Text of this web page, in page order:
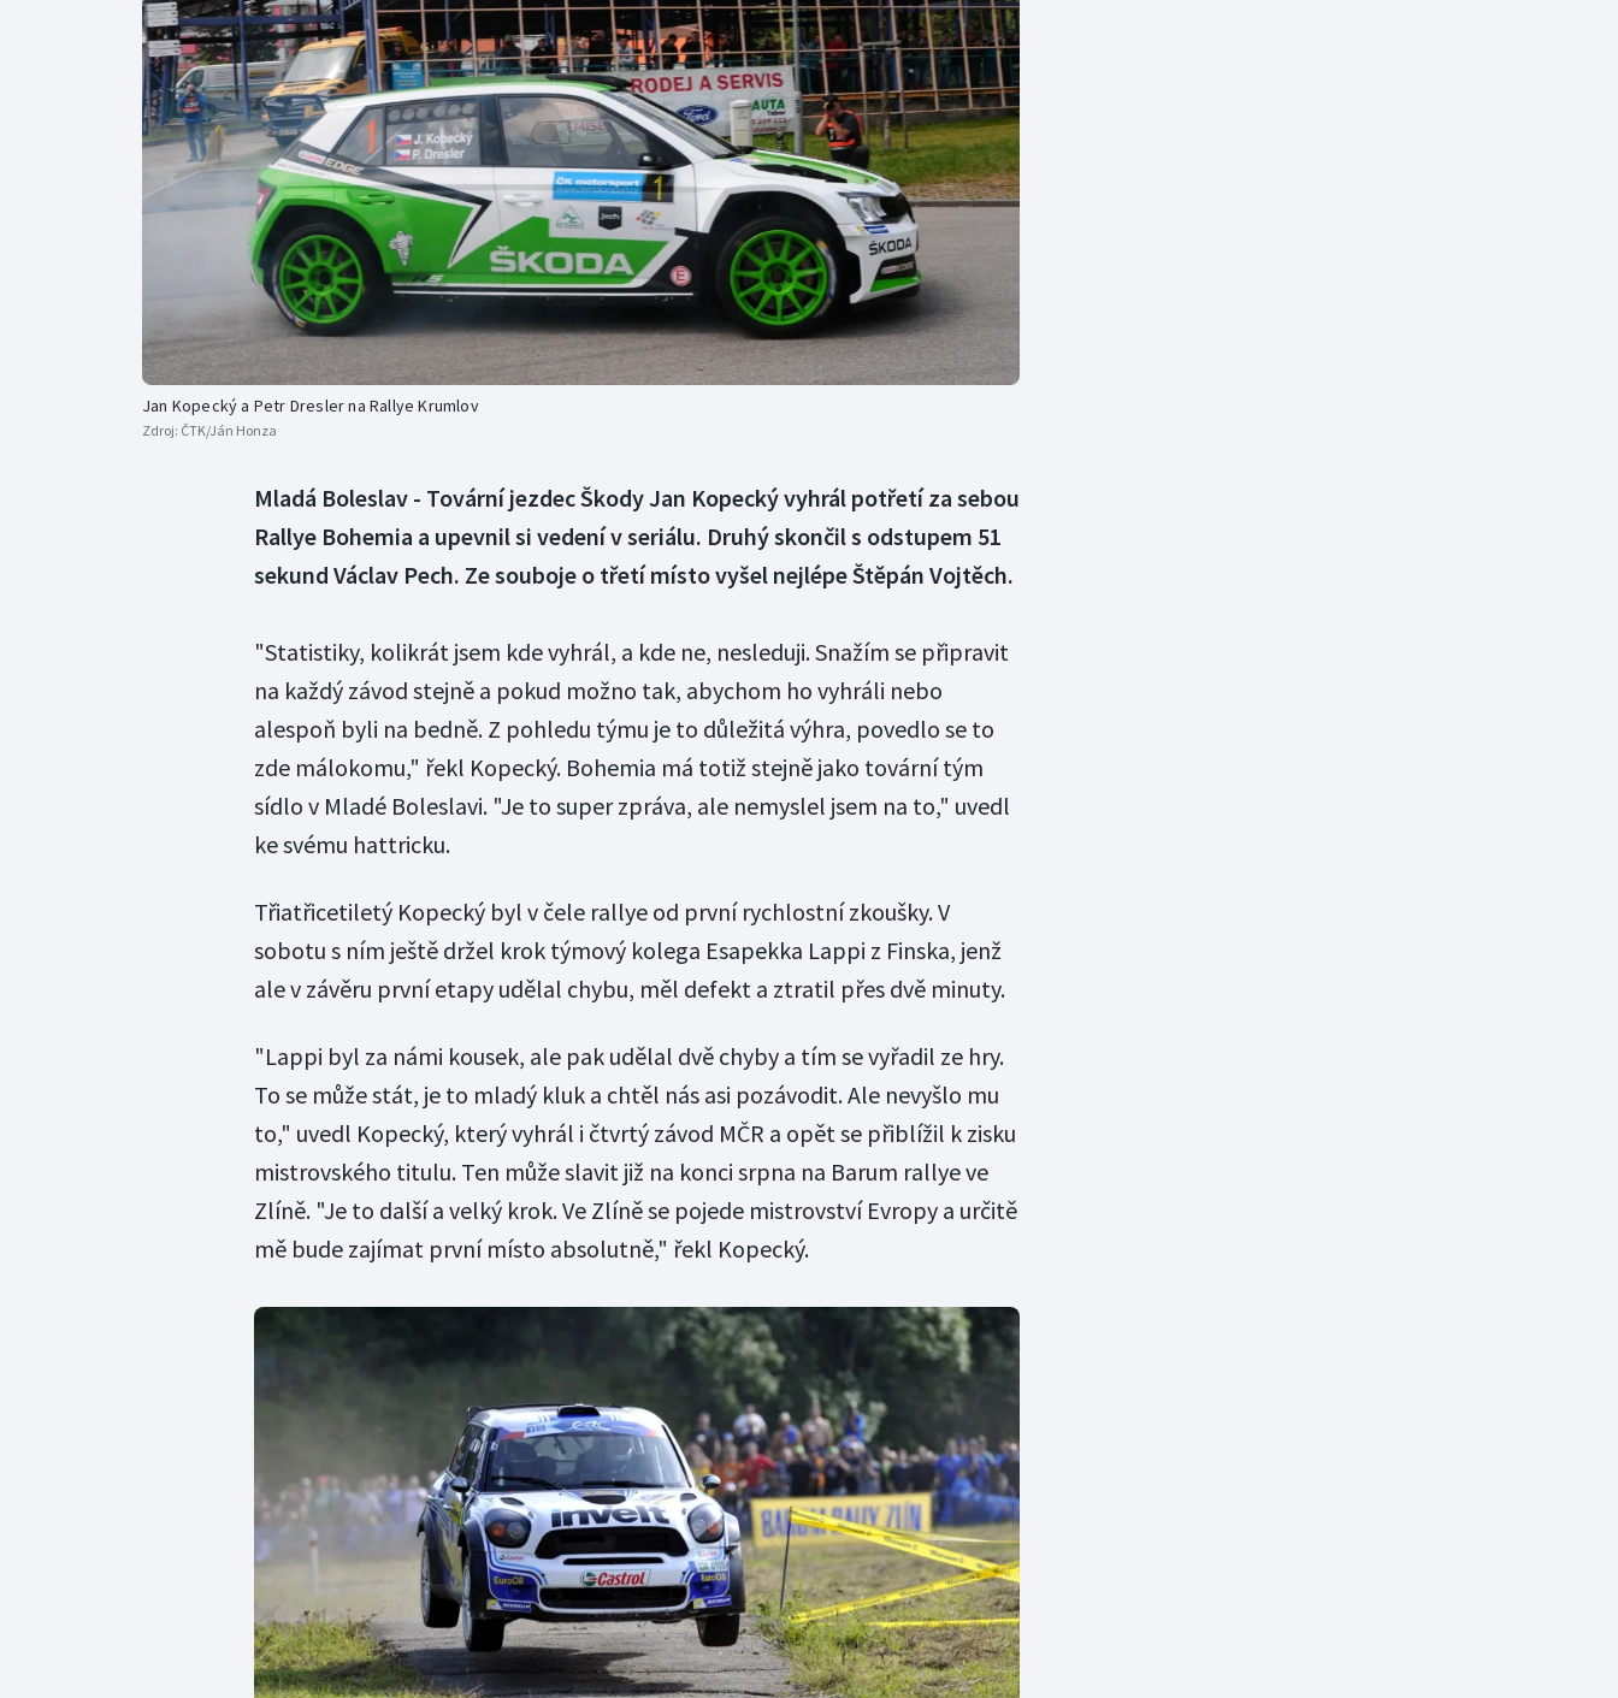
Curling
Dostihy
Florbal
Futsal
Golf
Gymnastika
Moderní pětiboj
Motorsport
Olympijské hry
Parasport
Plavání
Plážový volejbal
Triatlon
Veslování
Vodní slalom
Volejbal
Ostatní
Jan Kopecký a Petr Dresler na Rallye Krumlov
Zdroj: ČTK/Ján Honza
Mladá Boleslav - Tovární jezdec Škody Jan Kopecký vyhrál potřetí za sebou
Rallye Bohemia a upevnil si vedení v seriálu. Druhý skončil s odstupem 51
sekund Václav Pech. Ze souboje o třetí místo vyšel nejlépe Štěpán Vojtěch.
"Statistiky, kolikrát jsem kde vyhrál, a kde ne, nesleduji. Snažím se připravit
na každý závod stejně a pokud možno tak, abychom ho vyhráli nebo
alespoň byli na bedně. Z pohledu týmu je to důležitá výhra, povedlo se to
zde málokomu," řekl Kopecký. Bohemia má totiž stejně jako tovární tým
sídlo v Mladé Boleslavi. "Je to super zpráva, ale nemyslel jsem na to," uvedl
ke svému hattricku.
Třiatřicetiletý Kopecký byl v čele rallye od první rychlostní zkoušky. V
sobotu s ním ještě držel krok týmový kolega Esapekka Lappi z Finska, jenž
ale v závěru první etapy udělal chybu, měl defekt a ztratil přes dvě minuty.
"Lappi byl za námi kousek, ale pak udělal dvě chyby a tím se vyřadil ze hry.
To se může stát, je to mladý kluk a chtěl nás asi pozávodit. Ale nevyšlo mu
to," uvedl Kopecký, který vyhrál i čtvrtý závod MČR a opět se přiblížil k zisku
mistrovského titulu. Ten může slavit již na konci srpna na Barum rallye ve
Zlíně. "Je to další a velký krok. Ve Zlíně se pojede mistrovství Evropy a určitě
mě bude zajímat první místo absolutně," řekl Kopecký.